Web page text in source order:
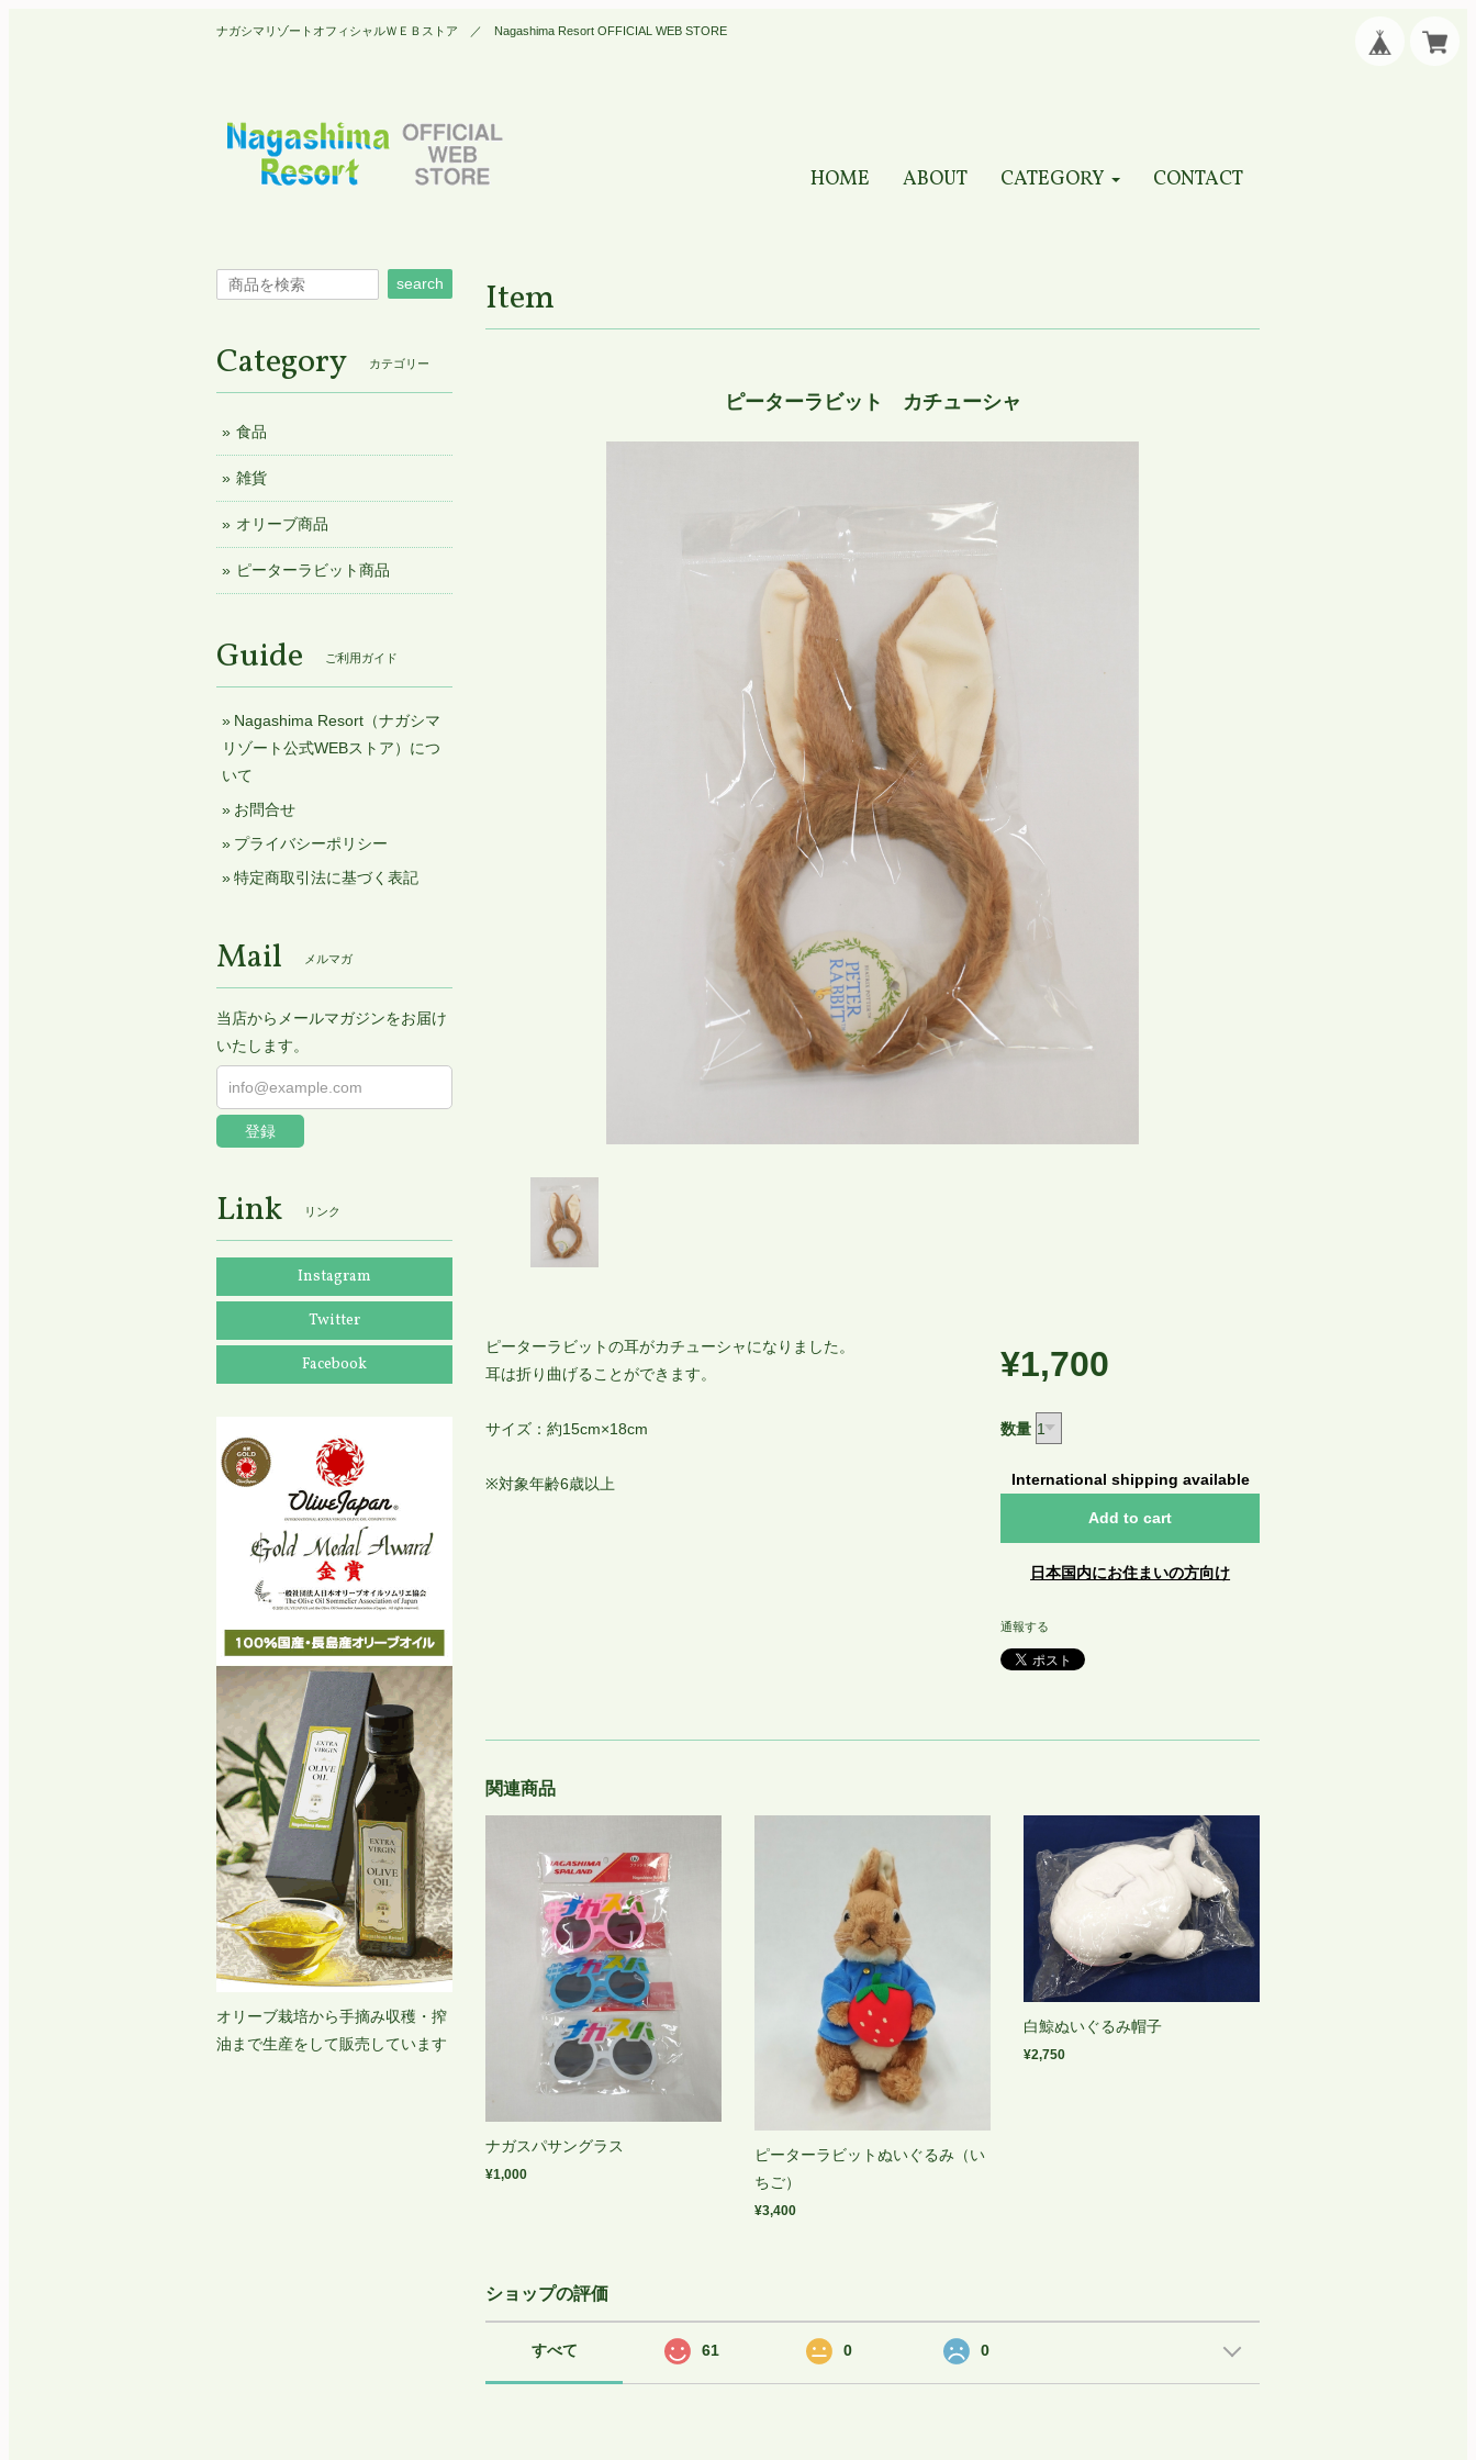
ナガシマリゾートオフィシャルＷＥＢストア ／ Nagashima Resort OFFICIAL WEB STORE
HOME ABOUT CATEGORY CONTACT
Item
ピーターラビット カチューシャ
ピーターラビットの耳がカチューシャになりました。
耳は折り曲げることができます。
サイズ：約15cm×18cm
※対象年齢6歳以上
¥1,700
数量
International shipping available
Add to cart
日本国内にお住まいの方向け
通報する
関連商品
ナガスパサングラス
¥1,000
ピーターラビットぬいぐるみ（い
ちご）
¥3,400
白鯨ぬいぐるみ帽子
¥2,750
ショップの評価
すべて 61 0 0
search
Category カテゴリー
食品
雑貨
オリーブ商品
ピーターラビット商品
Guide ご利用ガイド
Nagashima Resort（ナガシマ
リゾート公式WEBストア）につ
いて
お問合せ
プライバシーポリシー
特定商取引法に基づく表記
Mail メルマガ
当店からメールマガジンをお届け
いたします。
登録
Link リンク
Instagram
Twitter
Facebook
オリーブ栽培から手摘み収穫・搾
油まで生産をして販売しています